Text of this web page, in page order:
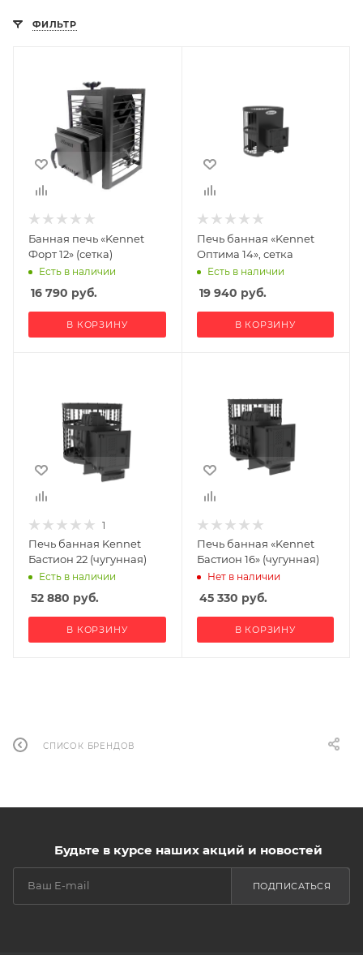
ФИЛЬТР
Банная печь «Kennet
Форт 12» (сетка)
Есть в наличии
16 790 руб.
В КОРЗИНУ
Печь банная «Kennet
Оптима 14», сетка
Есть в наличии
19 940 руб.
В КОРЗИНУ
1
Печь банная Kennet
Бастион 22 (чугунная)
Есть в наличии
52 880 руб.
В КОРЗИНУ
Печь банная «Kennet
Бастион 16» (чугунная)
Нет в наличии
45 330 руб.
В КОРЗИНУ
СПИСОК БРЕНДОВ
Будьте в курсе наших акций и новостей
ПОДПИСАТЬСЯ